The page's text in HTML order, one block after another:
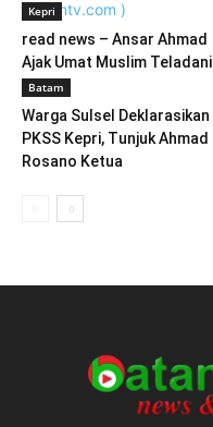
Kepri
read news – Ansar Ahmad
Ajak Umat Muslim Teladani
Rosul
Batam
Warga Sulsel Deklarasikan
PKSS Kepri, Tunjuk Ahmad
Rosano Ketua